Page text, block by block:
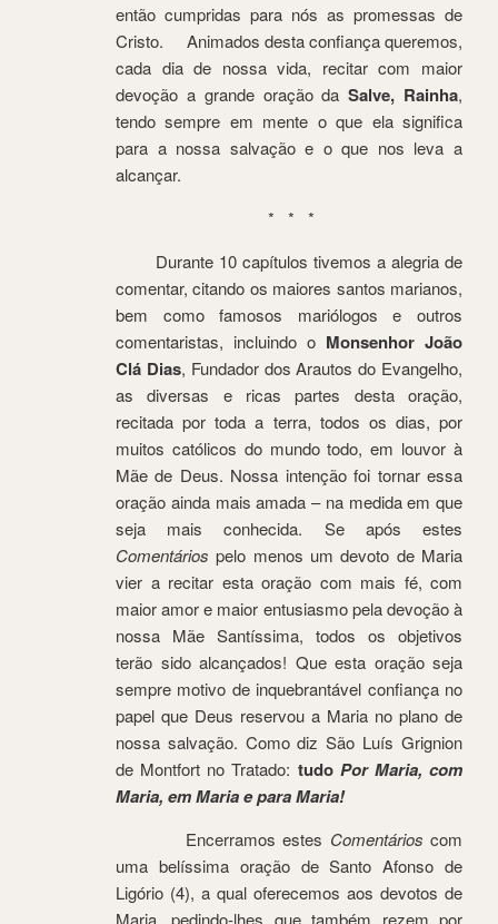
então cumpridas para nós as promessas de
Cristo. Animados desta confiança queremos,
cada dia de nossa vida, recitar com maior
devoção a grande oração daSalve, Rainha,
tendo sempre em mente o que ela significa
para a nossa salvação e o que nos leva a
alcançar.
* * *
Durante 10 capítulos tivemos a alegria de
comentar, citando os maiores santos marianos,
bem como famosos mariólogos e outros
comentaristas, incluindo o Monsenhor João
Clá Dias, Fundador dos Arautos do Evangelho,
as diversas e ricas partes desta oração,
recitada por toda a terra, todos os dias, por
muitos católicos do mundo todo, em louvor à
Mãe de Deus. Nossa intenção foi tornar essa
oração ainda mais amada – na medida em que
seja mais conhecida. Se após estes
Comentários pelo menos um devoto de Maria
vier a recitar esta oração com mais fé, com
maior amor e maior entusiasmo pela devoção à
nossa Mãe Santíssima, todos os objetivos
terão sido alcançados! Que esta oração seja
sempre motivo de inquebrantável confiança no
papel que Deus reservou a Maria no plano de
nossa salvação. Como diz São Luís Grignion
de Montfort no Tratado: tudoPor Maria, com
Maria, em Maria e para Maria!
Encerramos estes Comentários com
uma belíssima oração de Santo Afonso de
Ligório (4), a qual oferecemos aos devotos de
Maria, pedindo-lhes que também rezem por